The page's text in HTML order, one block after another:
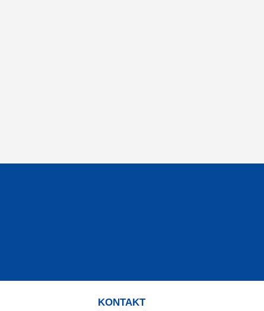
KONTAKT